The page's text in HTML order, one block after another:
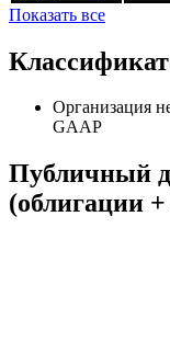
Показать все
Организация
GAAP
Публичный
(облигации